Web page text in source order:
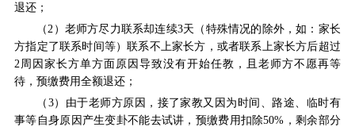
退还；
（2）老师方尽力联系却连续3天（特殊情况的除外，如：家长
方指定了联系时间等）联系不上家长方，或者联系上家长方后超过
2周因家长方单方面原因导致没有开始任教，且老师方不愿再等
待，预缴费用全额退还；
（3）由于老师方原因，接了家教又因为时间、路途、临时有
事等自身原因产生变卦不能去试讲，预缴费用扣除50%，剩余部分